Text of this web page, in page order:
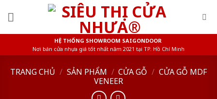
HỆ THỐNG SHOWROOM SAIGONDOOR
Nơi bán cửa nhựa giá tốt nhất năm 2021 tại TP. Hồ Chí Minh
TRANG CHỦ / SẢN PHẨM / CỬA GỖ / CỬA GỖ MDF
VENEER